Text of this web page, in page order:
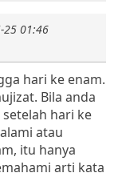
25 01:46
hari ke enam.
Bila anda
setelah hari ke
atau
itu hanya
arti kata